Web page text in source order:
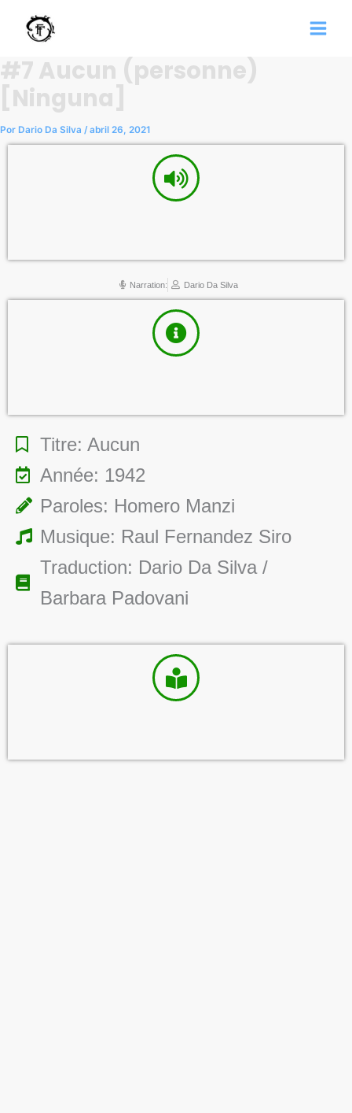
contenido
#7 Aucun (personne)
[Ninguna]
Por Dario Da Silva /abril 26, 2021
Narration: Dario Da Silva
Titre: Aucun
Année: 1942
Paroles: Homero Manzi
Musique: Raul Fernandez Siro
Traduction: Dario Da Silva /
Barbara Padovani